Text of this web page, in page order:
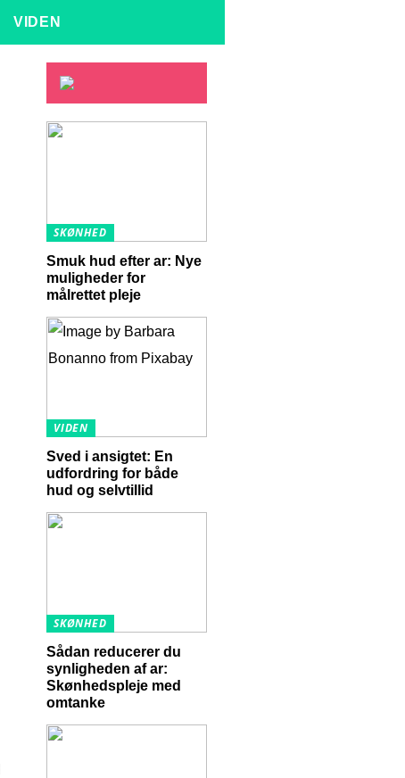
VIDEN
SKØNHED
Smuk hud efter ar: Nye
muligheder for
målrettet pleje
VIDEN
Sved i ansigtet: En
udfordring for både
hud og selvtillid
SKØNHED
Sådan reducerer du
synligheden af ar:
Skønhedspleje med
omtanke